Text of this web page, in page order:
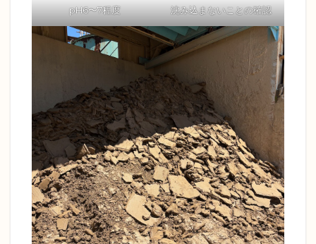
pH6〜7程度 沈み込まないことの確認